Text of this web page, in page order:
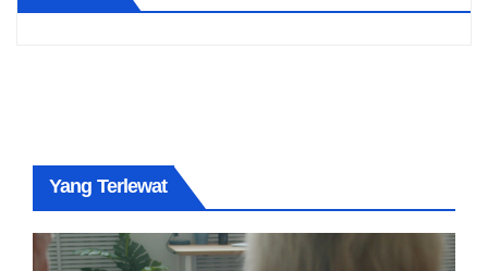
Yang Terlewat